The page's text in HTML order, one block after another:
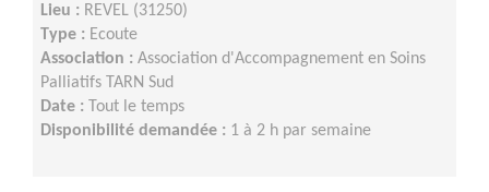
Lieu : REVEL (31250)
Type : Ecoute
Association : Association d'Accompagnement en Soins
Palliatifs TARN Sud
Date :
Tout le temps
Disponibilité demandée : 1 à 2 h par semaine